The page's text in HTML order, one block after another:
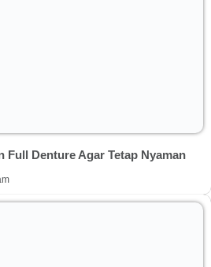
Full Denture Agar Tetap Nyaman